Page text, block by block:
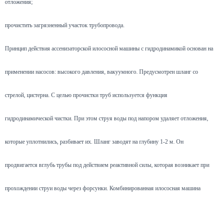
отложения;
прочистить загрязненный участок трубопровода.
Принцип действия ассенизаторской илососной машины с гидродинамикой основан на
применении насосов: высокого давления, вакуумного. Предусмотрен шланг со
стрелой, цистерна. С целью прочистки труб используется функция
гидродинамической чистки. При этом струя воды под напором удаляет отложения,
которые уплотнились, разбивает их. Шланг заводят на глубину 1-2 м. Он
продвигается вглубь трубы под действием реактивной силы, которая возникает при
прохождении струи воды через форсунки. Комбинированная илососная машина